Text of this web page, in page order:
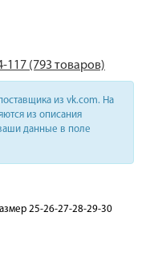
117 (793 товаров)
из vk.com. На
из описания
данные в поле
25-26-27-28-29-30